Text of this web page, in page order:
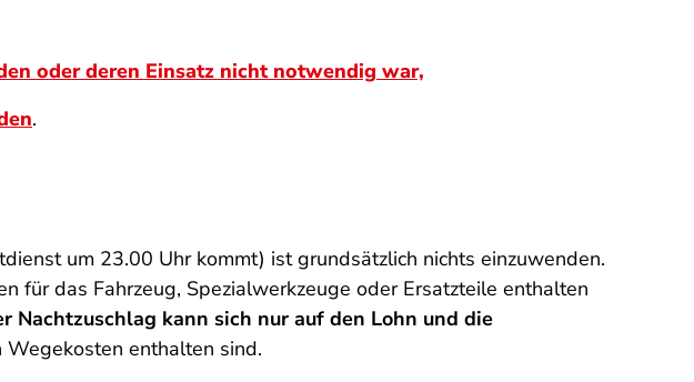
oder deren Einsatz nicht notwendig war,
.
um 23.00 Uhr kommt) ist grundsätzlich nichts einzuwenden.
für das Fahrzeug, Spezialwerkzeuge oder Ersatzteile enthalten
Nachtzuschlag kann sich nur auf den Lohn und die
Wegekosten enthalten sind.